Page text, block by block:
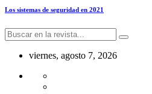
Los sistemas de seguridad en 2021
viernes, agosto 7, 2026